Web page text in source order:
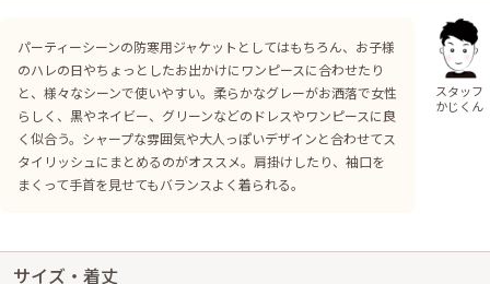
パーティーシーンの防寒用ジャケットとしてはもちろん、お子様
のハレの日やちょっとしたお出かけにワンピースに合わせたり
と、様々なシーンで使いやすい。柔らかなグレーがお洒落で女性
らしく、黒やネイビー、グリーンなどのドレスやワンピースに良
く似合う。シャープな雰囲気や大人っぽいデザインと合わせてス
タイリッシュにまとめるのがオススメ。肩掛けしたり、袖口を
まくって手首を見せてもバランスよく着られる。
スタッフ
かじくん
サイズ・着丈